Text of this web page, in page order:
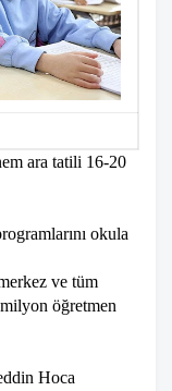
ara tatili 16-20
okula
ve tüm
öğretmen
Hoca